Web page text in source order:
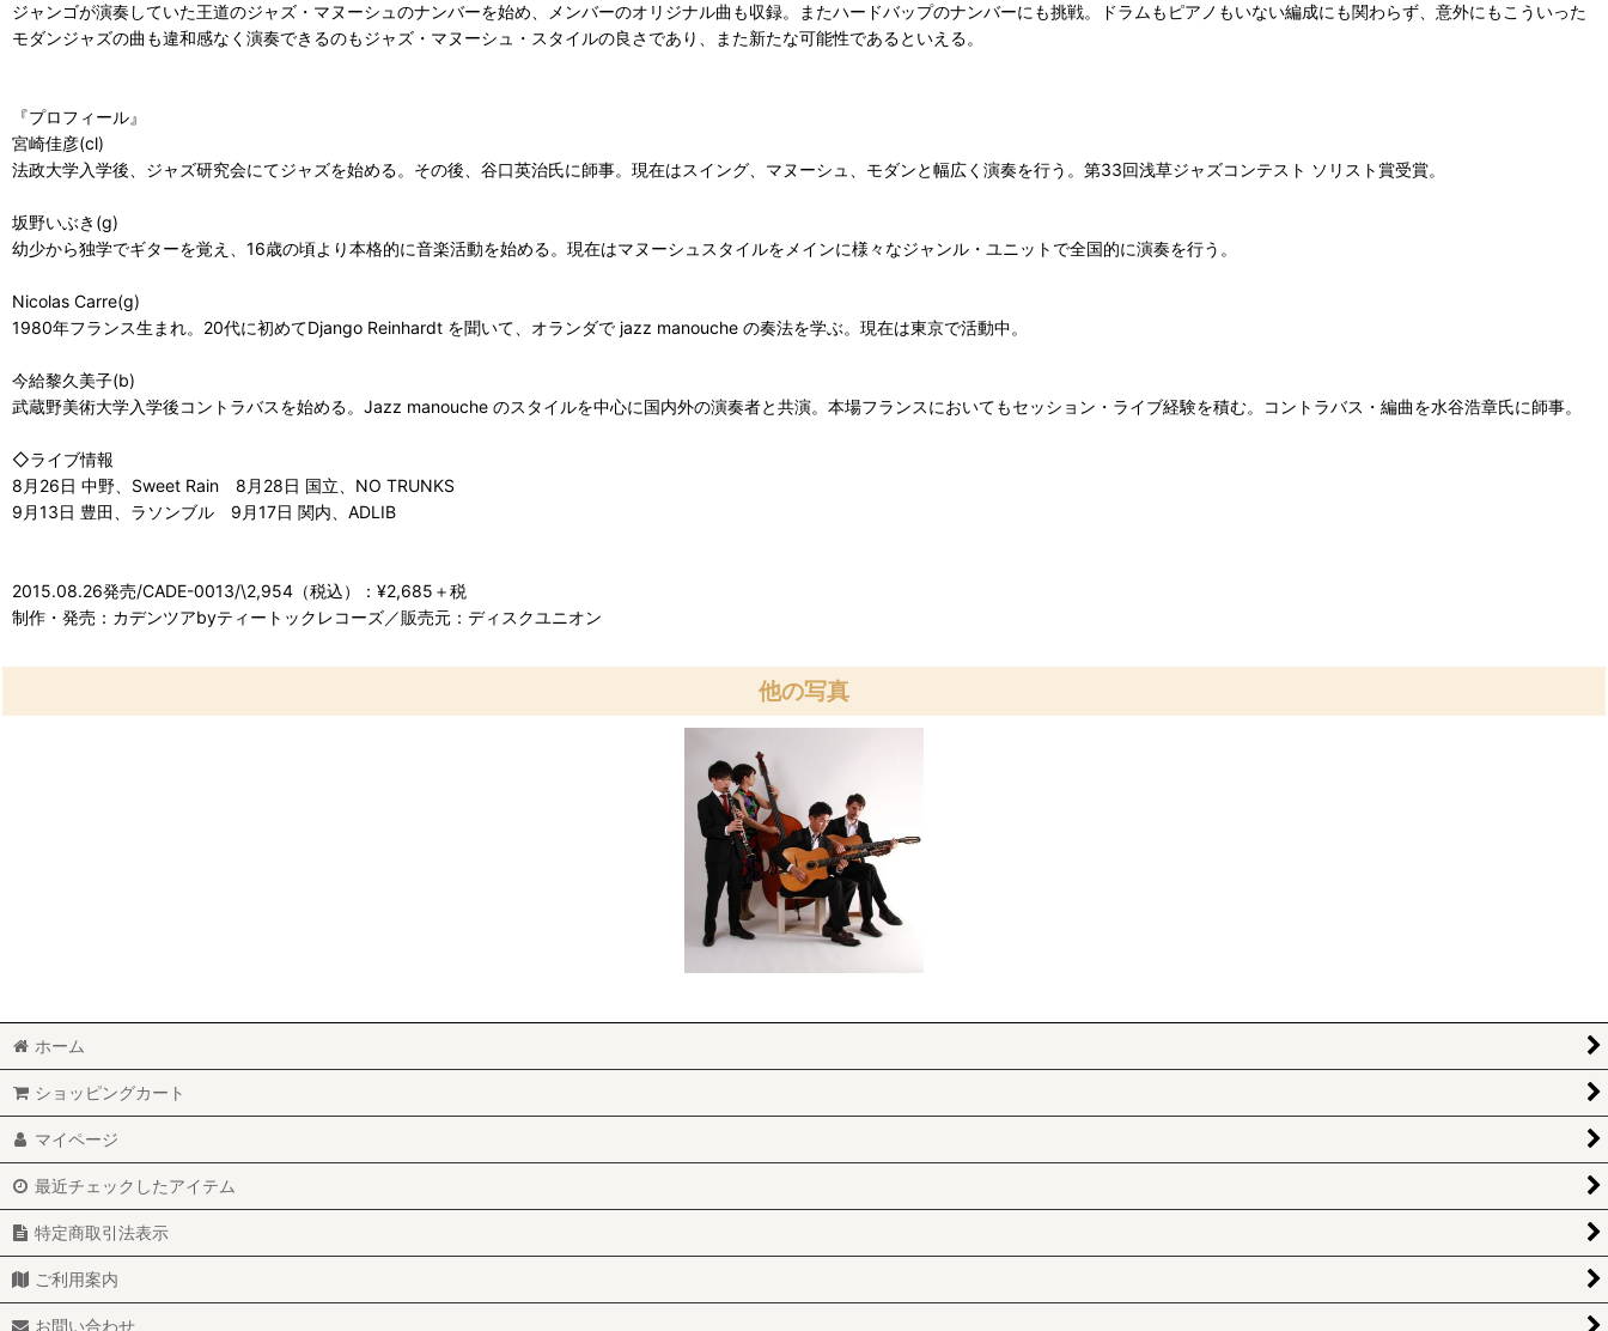
ジャンゴが演奏していた王道のジャズ・マヌーシュのナンバーを始め、メンバーのオリジナル曲も収録。またハードバップのナンバーにも挑戦。ドラムもピアノもいない編成にも関わらず、意外にもこういった
モダンジャズの曲も違和感なく演奏できるのもジャズ・マヌーシュ・スタイルの良さであり、また新たな可能性であるといえる。
『プロフィール』
宮崎佳彦(cl)
法政大学入学後、ジャズ研究会にてジャズを始める。その後、谷口英治氏に師事。現在はスイング、マヌーシュ、モダンと幅広く演奏を行う。第33回浅草ジャズコンテスト ソリスト賞受賞。
坂野いぶき(g)
幼少から独学でギターを覚え、16歳の頃より本格的に音楽活動を始める。現在はマヌーシュスタイルをメインに様々なジャンル・ユニットで全国的に演奏を行う。
Nicolas Carre(g)
1980年フランス生まれ。20代に初めてDjango Reinhardt を聞いて、オランダで jazz manouche の奏法を学ぶ。現在は東京で活動中。
今給黎久美子(b)
武蔵野美術大学入学後コントラバスを始める。Jazz manouche のスタイルを中心に国内外の演奏者と共演。本場フランスにおいてもセッション・ライブ経験を積む。コントラバス・編曲を水谷浩章氏に師事。
◇ライブ情報
8月26日 中野、Sweet Rain 8月28日 国立、NO TRUNKS
9月13日 豊田、ラソンブル 9月17日 関内、ADLIB
2015.08.26発売/CADE-0013/\2,954（税込）：¥2,685＋税
制作・発売：カデンツアbyティートックレコーズ／販売元：ディスクユニオン
他の写真
ホーム
ショッピングカート
マイページ
最近チェックしたアイテム
特定商取引法表示
ご利用案内
お問い合わせ